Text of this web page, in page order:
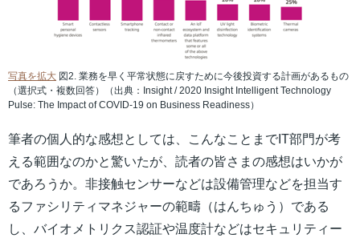
写真を拡大 図2. 業務を早く平常状態に戻すために今後投資する計画があるもの
（選択式・複数回答）（出典：Insight / 2020 Insight Intelligent Technology
Pulse: The Impact of COVID-19 on Business Readiness）
筆者の個人的な感想としては、こんなことまでIT部門が考
える範囲なのかと驚いたが、読者の皆さまの感想はいかが
であろうか。非接触センサーなどは設備管理などを担当す
るファシリティマネジャーの範疇（はんちゅう）である
し、バイオメトリクス認証や温度計などはセキュリティー